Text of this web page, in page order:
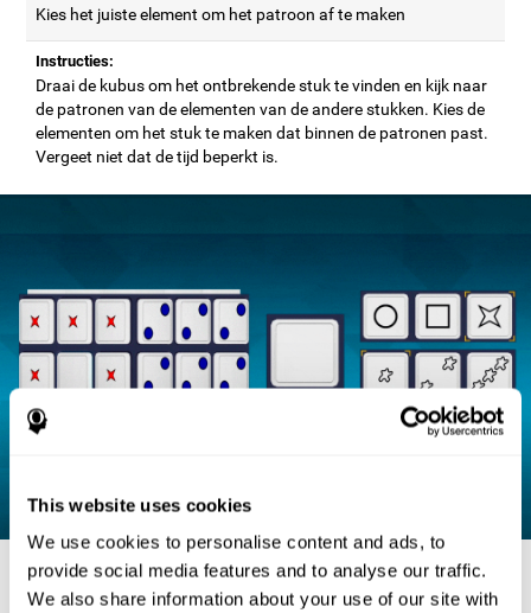
This website uses cookies
We use cookies to personalise content and ads, to
provide social media features and to analyse our traffic.
We also share information about your use of our site with
Kies het juiste element om het patroon af te maken
Instructies:
Draai de kubus om het ontbrekende stuk te vinden en kijk naar
de patronen van de elementen van de andere stukken. Kies de
elementen om het stuk te maken dat binnen de patronen past.
Vergeet niet dat de tijd beperkt is.